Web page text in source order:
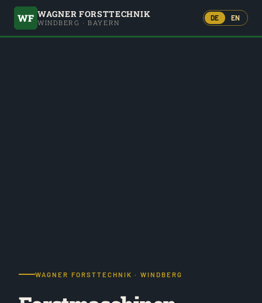
WF WAGNER FORSTTECHNIK
WINDBERG · BAYERN
DE EN
WAGNER FORSTTECHNIK · WINDBERG